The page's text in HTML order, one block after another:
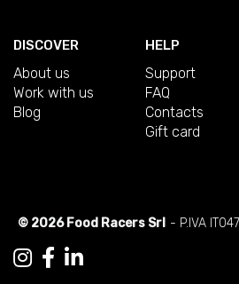
DISCOVER
About us
Work with us
Blog
HELP
Support
FAQ
Contacts
Gift card
© 2026 Food Racers Srl - P.IVA